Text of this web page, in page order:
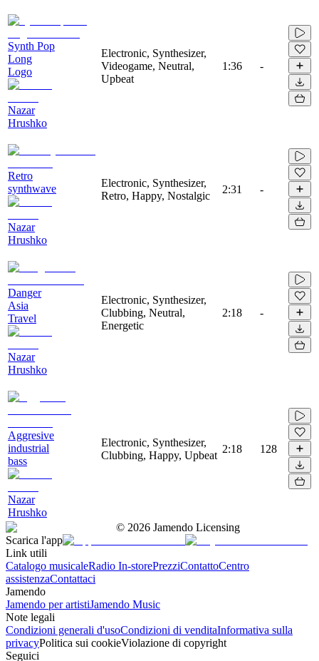
Synth Pop
Long
Logo
Nazar
Hrushko
Electronic, Synthesizer,
Videogame, Neutral,
Upbeat
1:36 -
Retro
synthwave
Nazar
Hrushko
Electronic, Synthesizer,
Retro, Happy, Nostalgic
2:31 -
Danger
Asia
Travel
Nazar
Hrushko
Electronic, Synthesizer,
Clubbing, Neutral,
Energetic
2:18 -
Aggresive
industrial
bass
Nazar
Hrushko
Electronic, Synthesizer,
Clubbing, Happy, Upbeat
2:18 128
© 2026 Jamendo Licensing
Scarica l'app
Link utili
Catalogo musicaleRadio In-storePrezziContattoCentro
assistenzaContattaci
Jamendo
Jamendo per artistiJamendo Music
Note legali
Condizioni generali d'usoCondizioni di venditaInformativa sulla
privacyPolitica sui cookieViolazione di copyright
Seguici